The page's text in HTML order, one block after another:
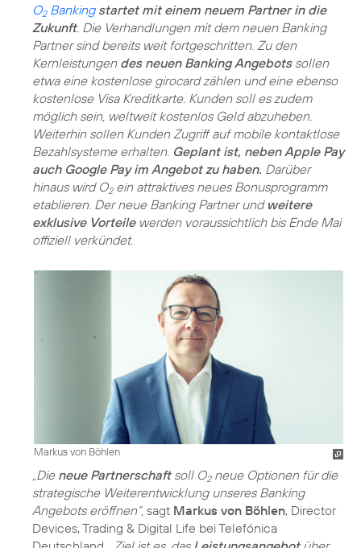
O2Banking startet mit einem neuem Partner in die
Zukunft. Die Verhandlungen mit dem neuen Banking
Partner sind bereits weit fortgeschritten. Zu den
Kernleistungen des neuen Banking Angebotssollen
etwa eine kostenlose girocard zählen und eine ebenso
kostenlose Visa Kreditkarte. Kunden soll es zudem
möglich sein, weltweit kostenlos Geld abzuheben.
Weiterhin sollen Kunden Zugriff auf mobile kontaktlose
Bezahlsysteme erhalten. Geplant ist, neben Apple Pay
auch Google Pay im Angebot zu haben. Darüber
hinaus wird O2ein attraktives neues Bonusprogramm
etablieren. Der neue Banking Partner und weitere
exklusive Vorteilewerden voraussichtlich bis Ende Mai
offiziell verkündet.
Markus von Böhlen
„Die neue Partnerschaftsoll O2neue Optionen für die
strategische Weiterentwicklung unseres Banking
Angebots eröffnen“, sagt Markus von Böhlen, Director
Devices, Trading & Digital Life bei Telefónica